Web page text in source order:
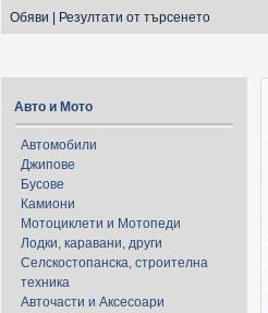
Обяви Резултати от търсенето
Авто и Мото
Автомобили
Джипове
Бусове
Камиони
Мотоциклети и Мотопеди
Лодки, каравани, други
Селскостопанска, строителна
техника
Авточасти и Аксесоари